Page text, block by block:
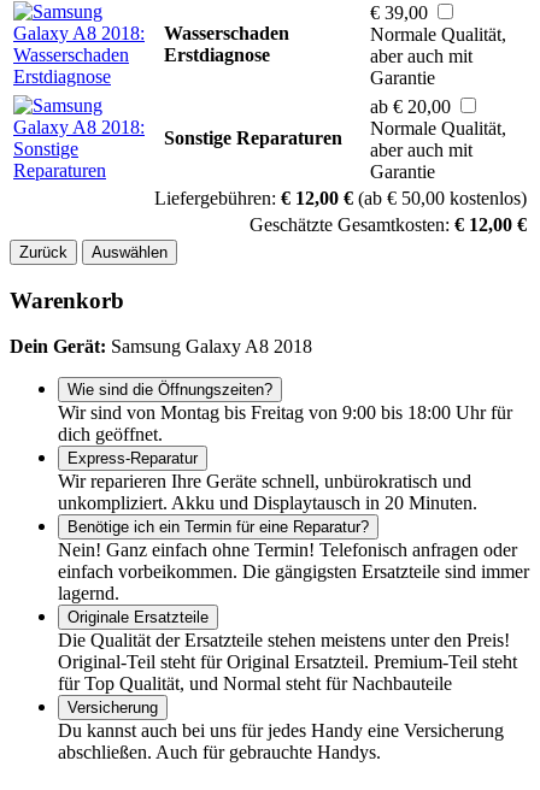
Wasserschaden
Erstdiagnose
€ 39,00
Normale Qualität,
aber auch mit
Garantie
Sonstige Reparaturen
ab € 20,00
Normale Qualität,
aber auch mit
Garantie
Liefergebühren: € 12,00 € (ab € 50,00 kostenlos)
Geschätzte Gesamtkosten: € 12,00 €
Zurück Auswählen
Warenkorb
Dein Gerät: Samsung Galaxy A8 2018
Wie sind die Öffnungszeiten?
Wir sind von Montag bis Freitag von 9:00 bis 18:00 Uhr für
dich geöffnet.
Express-Reparatur
Wir reparieren Ihre Geräte schnell, unbürokratisch und
unkompliziert. Akku und Displaytausch in 20 Minuten.
Benötige ich ein Termin für eine Reparatur?
Nein! Ganz einfach ohne Termin! Telefonisch anfragen oder
einfach vorbeikommen. Die gängigsten Ersatzteile sind immer
lagernd.
Originale Ersatzteile
Die Qualität der Ersatzteile stehen meistens unter den Preis!
Original-Teil steht für Original Ersatzteil. Premium-Teil steht
für Top Qualität, und Normal steht für Nachbauteile
Versicherung
Du kannst auch bei uns für jedes Handy eine Versicherung
abschließen. Auch für gebrauchte Handys.